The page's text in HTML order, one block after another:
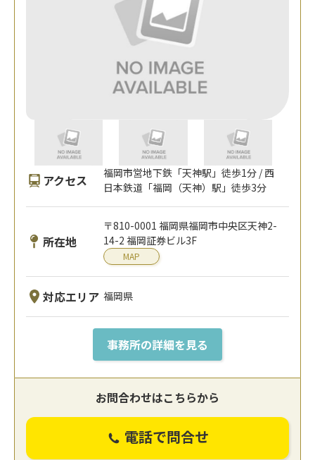
アクセス
福岡市営地下鉄「天神駅」徒歩1分 / 西
日本鉄道「福岡（天神）駅」徒歩3分
所在地
〒810-0001 福岡県福岡市中央区天神2-
14-2 福岡証券ビル3F
MAP
対応エリア 福岡県
事務所の詳細を見る
お問合わせはこちらから
電話で問合せ